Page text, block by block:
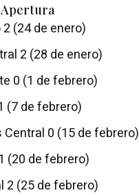
Apertura
(24 de enero)
2 (28 de enero)
0 (1 de febrero)
(7 de febrero)
0 (15 de febrero)
(20 de febrero)
2 (25 de febrero)